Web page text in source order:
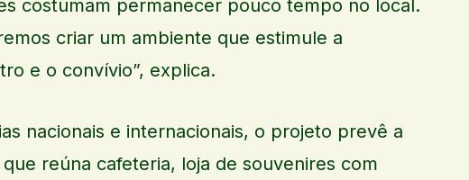
costumam permanecer pouco tempo no local.
criar um ambiente que estimule a
e o convívio”, explica.
nacionais e internacionais, o projeto prevê a
reúna cafeteria, loja de souvenires com